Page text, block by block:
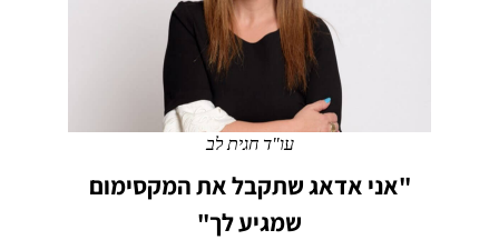
עו"ד חגית לב
"אני אדאג שתקבל את המקסימום
שמגיע לך"